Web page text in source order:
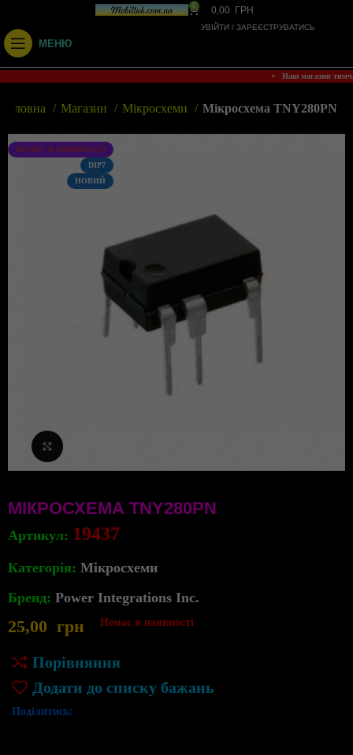
0 0,00 ГРН
УВІЙТИ / ЗАРЕЄСТРУВАТИСЬ
МЕНЮ
• Наш магазин
Головна Магазин Мікросхеми Мікросхема TNY280PN
НЕМАЄ В НАЯВНОСТІ
DIP7
НОВИЙ
МІКРОСХЕМА TNY280PN
Артикул: 19437
Категорія: Мікросхеми
Бренд:Power Integrations Inc.
25,00 грн Немає в наявності
Порівняння
Додати до списку бажань
Поділитись: